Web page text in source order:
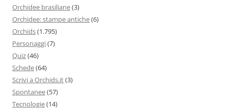
Orchidee brasiliane(3)
Orchidee: stampe antiche(6)
Orchids(1.795)
Personaggi(7)
Quiz(46)
Schede(64)
Scrivi a Orchids.it(3)
Spontanee(57)
Tecnologie(14)